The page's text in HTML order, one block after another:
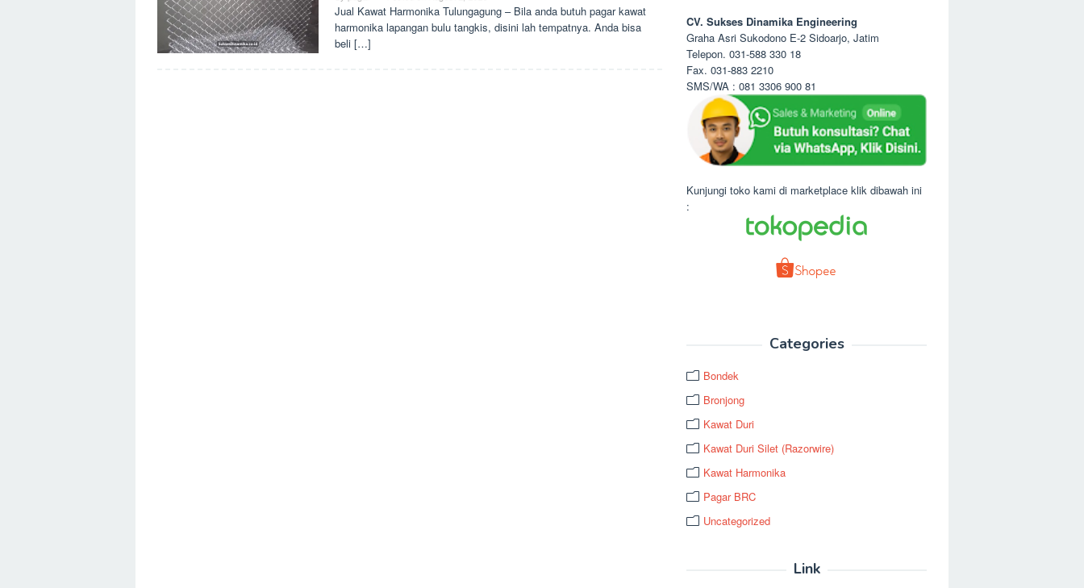
Jual Kawat Harmonika Tulungagung – Bila anda butuh pagar kawat
harmonika lapangan bulu tangkis, disini lah tempatnya. Anda bisa
beli […]
CV. Sukses Dinamika Engineering
Graha Asri Sukodono E-2 Sidoarjo, Jatim
Telepon. 031-588 330 18
Fax. 031-883 2210
SMS/WA : 081 3306 900 81
Kunjungi toko kami di marketplace klik dibawah ini
:
Categories
Bondek
Bronjong
Kawat Duri
Kawat Duri Silet (Razorwire)
Kawat Harmonika
Pagar BRC
Uncategorized
Link